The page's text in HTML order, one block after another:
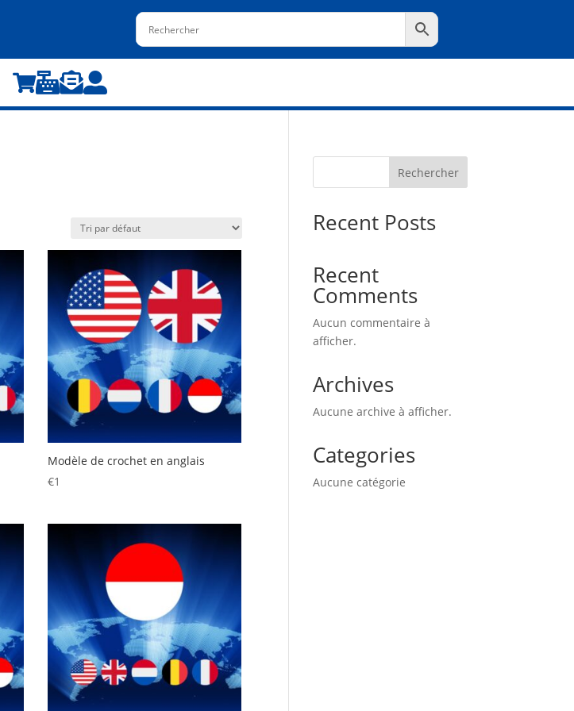

Modèle de crochet en anglais
€1
Rechercher
Recent Posts
Recent
Comments
Aucun commentaire à
afficher.
Archives
Aucune archive à afficher.
Categories
Aucune catégorie